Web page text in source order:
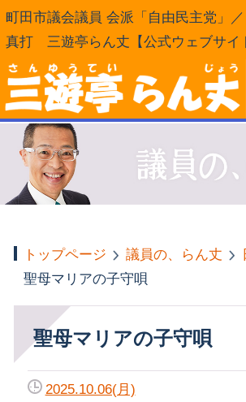
町田市議会議員 会派「自由民主党」
真打 三遊亭らん丈【公式ウェブサイ
トップページ 議員の、らん丈
聖母マリアの子守唄
聖母マリアの子守唄
2025.10.06(月)